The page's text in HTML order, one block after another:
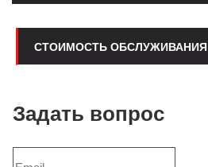
СТОИМОСТЬ ОБСЛУЖИВАНИЯ
Задать вопрос